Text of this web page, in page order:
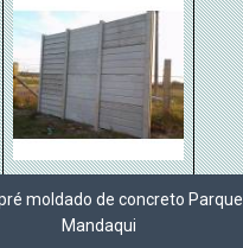
moldado de concreto Parque
Mandaqui